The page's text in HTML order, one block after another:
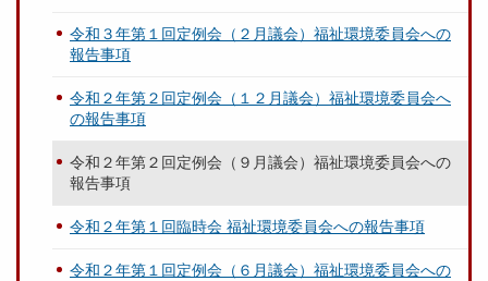
令和３年第１回定例会（２月議会）福祉環境委員会への
報告事項
令和２年第２回定例会（１２月議会）福祉環境委員会へ
の報告事項
令和２年第２回定例会（９月議会）福祉環境委員会への
報告事項
令和２年第１回臨時会 福祉環境委員会への報告事項
令和２年第１回定例会（６月議会）福祉環境委員会への